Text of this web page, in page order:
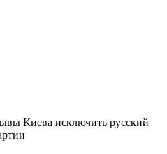
Киева исключить русский